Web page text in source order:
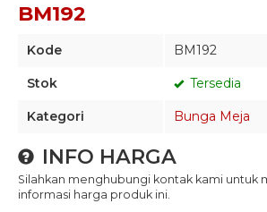
BM192
Kode BM192
Stok Tersedia
Kategori Bunga Meja
INFO HARGA
Silahkan menghubungi kontak kami untuk
informasi harga produk ini.